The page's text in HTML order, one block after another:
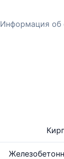
Информация об